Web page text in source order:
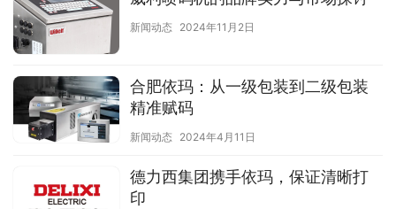
新闻动态 2024年11月2日
合肥依玛：从一级包装到二级包装
精准赋码
新闻动态 2024年4月11日
德力西集团携手依玛，保证清晰打
印